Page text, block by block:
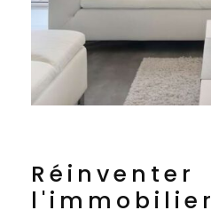
Réinventer
l'immobilier